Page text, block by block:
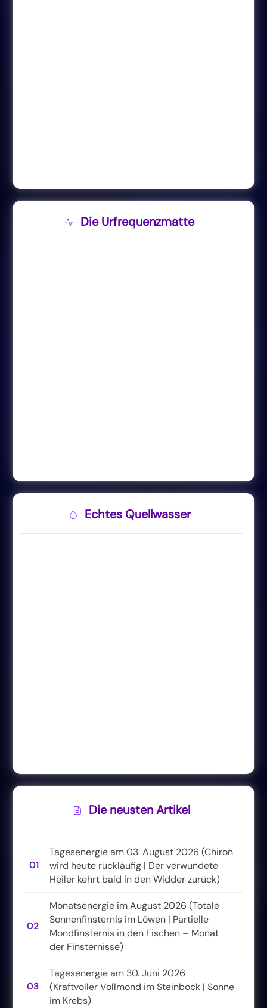
Die Urfrequenzmatte
Echtes Quellwasser
Die neusten Artikel
01
Tagesenergie am 03. August 2026 (Chiron
wird heute rückläufig | Der verwundete
Heiler kehrt bald in den Widder zurück)
02
Monatsenergie im August 2026 (Totale
Sonnenfinsternis im Löwen | Partielle
Mondfinsternis in den Fischen – Monat
der Finsternisse)
03
Tagesenergie am 30. Juni 2026
(Kraftvoller Vollmond im Steinbock | Sonne
im Krebs)